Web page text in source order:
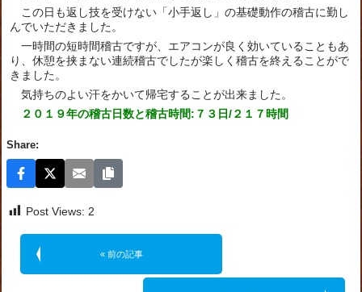
この日も返し技を受けない「小手返し」の基礎動作の稽古に勤し
んでいただきました。
一時間の短時間稽古ですが、エアコンが良く効いていることもあ
り、休憩を挟まない連続稽古でしたが楽しく稽古を終えることがで
きました。
気持ちのよい汗をかいて帰宅することが出来ました。
２０１９年の稽古日数と稽古時間:７３日/２１７時間
Share:
Post Views: 2
« 前の記事